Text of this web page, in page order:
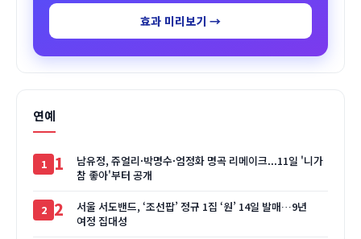
효과 미리보기 →
연예
1
남유정, 쥬얼리·박명수·엄정화 명곡 리메이크...11일 '니가
참 좋아'부터 공개
2
서울 서도밴드, ‘조선팝’ 정규 1집 ‘원’ 14일 발매…9년
여정 집대성